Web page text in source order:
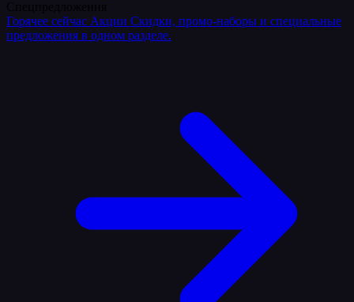
Горячее сейчас Акции Скидки, промо-наборы и специальные
предложения в одном разделе.